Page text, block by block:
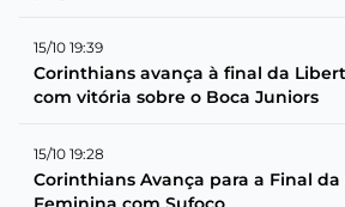
15/10 19:39
Corinthians avança à final da
com vitória sobre o Boca Juniors
15/10 19:28
Corinthians Avança para a Final